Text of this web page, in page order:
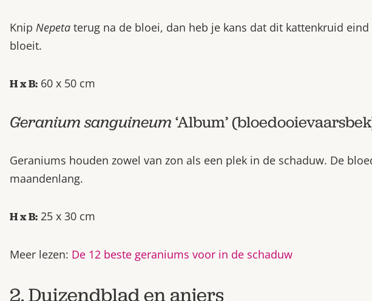
Knip Nepeta terug na de bloei, dan heb je kans dat dit kattenkruid
bloeit.
H x B: 60 x 50 cm
Geranium sanguineum ‘Album’
Geraniums houden zowel van zon als een plek in de schaduw. De
maandenlang.
H x B: 25 x 30 cm
Meer lezen: De 12 beste geraniums voor in de schaduw
2. Duizendblad en anjers